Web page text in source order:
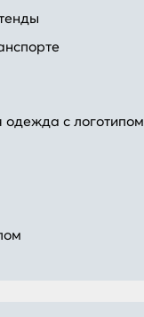
одежда с логотипом